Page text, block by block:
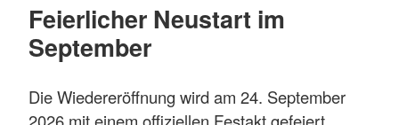
Feierlicher Neustart im
September
Die Wiedereröffnung wird am 24. September
2026 mit einem offiziellen Festakt gefeiert.